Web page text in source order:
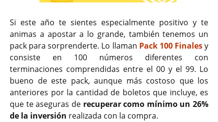
Si este año te sientes especialmente positivo y te
animas a apostar a lo grande, también tenemos un
pack para sorprenderte. Lo llaman Pack 100 Finalesy
consiste en 100 números diferentes con
terminaciones comprendidas entre el 00 y el 99. Lo
bueno de este pack, aunque más costoso que los
anteriores por la cantidad de boletos que incluye, es
que te aseguras de recuperar como mínimo un 26%
de la inversión realizada con la compra.